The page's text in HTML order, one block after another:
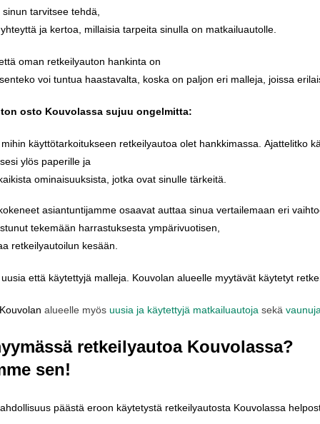
sinun tarvitsee tehdä
yhteyttä ja kertoa millaisia tarpeita sinulla on matkailuautolle
oman retkeilyauton hankinta on
voi tuntua haastavalta koska on paljon eri malleja joissa
osto Kouvolassa sujuu ongelmitta:
mihin käyttötarkoitukseen retkeilyautoa olet hankkimassa Ajattelitko
ylös paperille ja
ominaisuuksista jotka ovat sinulle tärkeitä
asiantuntijamme osaavat auttaa sinua vertailemaan eri
tekemään harrastuksesta ympärivuotisen
retkeilyautoilun kesään
uusia että käytettyjä malleja Kouvolan alueelle myytävät käytetyt
Kouvolan alueelle myös uusia ja käytettyjä matkailuautoja sekä
retkeilyautoa Kouvolassa?
sen!
päästä eroon käytetystä retkeilyautosta Kouvolassa